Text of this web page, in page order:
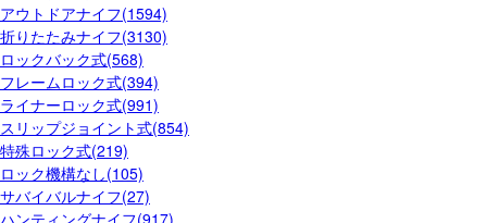
アウトドアナイフ(1594)
折りたたみナイフ(3130)
ロックバック式(568)
フレームロック式(394)
ライナーロック式(991)
スリップジョイント式(854)
特殊ロック式(219)
ロック機構なし(105)
サバイバルナイフ(27)
ハンティングナイフ(917)